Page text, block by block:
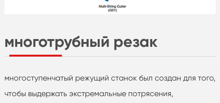
многотрубный резак
многоступенчатый режущий станок был создан для того,
чтобы выдержать экстремальные потрясения,